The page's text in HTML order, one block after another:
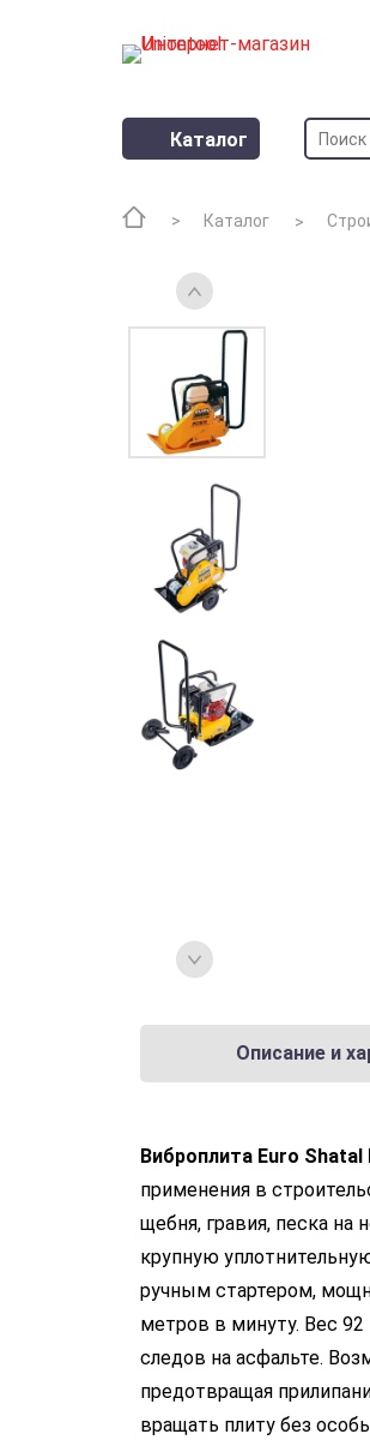
Каталог
Каталог
Описание и
Виброплита Euro Shatal
применения в
щебня, гравия, песка на
крупную
ручным стартером,
метров в минуту. Вес 92
следов на асфальте.
предотвращая
вращать плиту без